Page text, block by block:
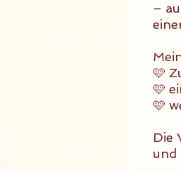
–
🩷
🩷
🩷
Die
und